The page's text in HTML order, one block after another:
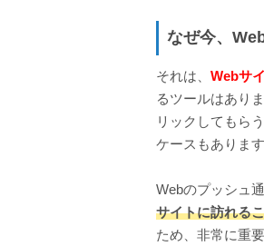
なぜ今、
それは、 Webサ
るツールはあり
リックしてもら
ケースもあります
Webのプッシュ
サイトに訪れる
ため、非常に重